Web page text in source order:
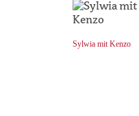
Sylwia mit Kenzo